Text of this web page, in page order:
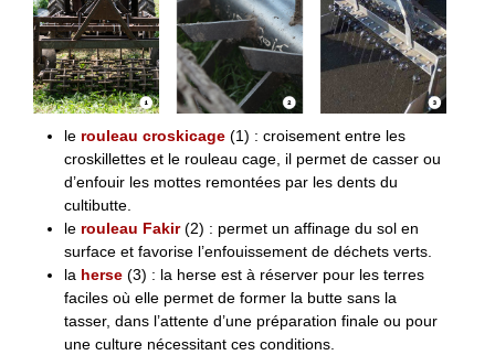
le rouleau croskicage (1) : croisement entre les
croskillettes et le rouleau cage, il permet de casser ou
d’enfouir les mottes remontées par les dents du
cultibutte.
le rouleau Fakir(2) : permet un affinage du sol en
surface et favorise l’enfouissement de déchets verts.
la herse (3) : la herse est à réserver pour les terres
faciles où elle permet de former la butte sans la
tasser, dans l’attente d’une préparation finale ou pour
une culture nécessitant ces conditions.